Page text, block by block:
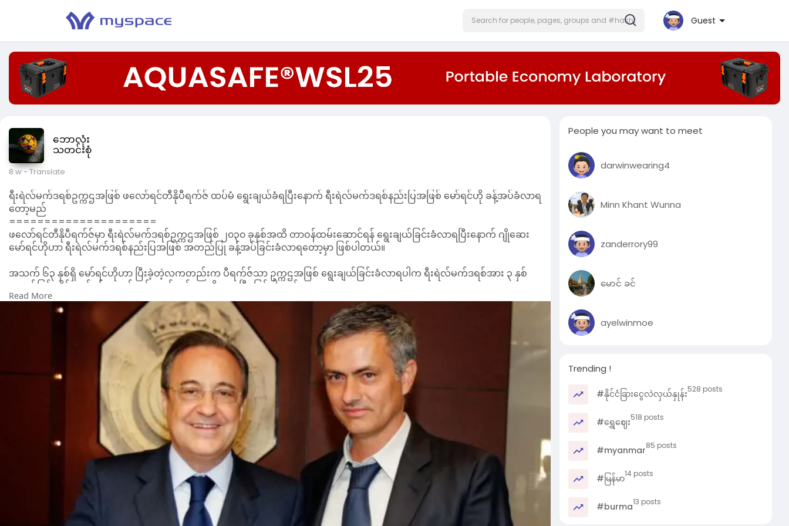
Guest
ဘောလုံး
သတင်းစုံ
8 w- Translate
ရီးရဲလ်မက်ဒရစ်ဥက္ကဌအဖြစ် ဖလော်ရင်တီနိုပီရက်ဇ် ထပ်မံ ရွေးချယ်ခံရပြီးနောက် ရီးရဲလ်မက်ဒရစ်နည်းပြအဖြစ် မော်ရင်ဟို ခန့်အပ်ခံလာရ
တော့မည်
=====================
ဖလော်ရင်တီနိုပီရက်ဇ်မှာ ရီးရဲလ်မက်ဒရစ်ဥက္ကဌအဖြစ် ၂၀၃၀ ခုနှစ်အထိ တာဝန်ထမ်းဆောင်ရန် ရွေးချယ်ခြင်းခံလာရပြီးနောက် ဂျိုဆေး
မော်ရင်ဟိုဟာ ရီးရဲလ်မက်ဒရစ်နည်းပြအဖြစ် အတည်ပြု ခန့်အပ်ခြင်းခံလာရတော့မှာ ဖြစ်ပါတယ်။
အသက် ၆၃ နှစ်ရှိ မော်ရင်ဟိုဟာ ပြီးခဲ့တဲ့လကတည်းက ပီရက်ဇ်သာ ဥက္ကဌအဖြစ် ရွေးချယ်ခြင်းခံလာရပါက ရီးရဲလ်မက်ဒရစ်အား ၃ နှစ်
စာချုပ်ဖြင့် ကိုင်တွယ်ရန် စာချုပ်တွင် လက်မှတ်ရေးထိုးထားပြီး ဖြစ်ပါတယ်။
အသက် ၇၉ နှစ်ရှိ ပီရက်ဇ်ဟာ တနင်္ဂနွေနေ့ ရွေးကောက်ပွဲတွင် မဲ ၆၅ ရာခိုင်နှုန်း ရရှိပြီးနောက် နောက်ထပ် သက်တမ်းတစ်ခု ထပ်မံ ဦးဆောင်
လာဦးမှာ ဖြစ်ပါတယ်။
ပီရက်ဇ်က "ရွေးကောက်ပွဲတွေမှာ ကျွန်တော်တို့ အနိုင်ရခဲ့တယ်။ ဆုဖလားတွေ ဆက်လက်ရယူဖို့ ဆက်လုပ်သွားမယ်။ ကျွန်တော် ဒီမှာ ရှိနေ
တုန်းပါ။ ပြီးတော့ ရီးရဲလ်မက်ဒရစ်ကို ကာကွယ်ဖို့ ရှိနေတာပါ။ ရီးရဲလ်မက်ဒရစ် ဆုဖလားတွေ ရယူနိုင်ဖို့ ကျွန်တော်တို့ ဆက်အလုပ်လုပ်သွား
မယ်။ ၁၆ ကြိမ်မြောက် ဥရောပဖလားရယူနိုင်တဲ့အထိ တိုက်ပွဲဝင်သွားမယ်။ ကမ္ဘာ့အကောင်းဆုံးကွင်းဖြစ်တဲ့ ဆန်တီယာဂိုဘာနေဗျူးကွင်းသို့
ဂုဏ်ယူစရာတွေ ဆက်လက်ယူဆောင်လာပါမယ်။ ကမ္ဘာ့အကောင်းဆုံးကစားသမားတွေ ပိုင်ဆိုင်ရလို့ ဂုဏ်ယူတယ်။ ကမ္ဘာ့အကောင်းဆုံးနည်း
ပြတွေထဲက တစ်ဦးဖြစ်တဲ့ ဂျိုဆေးမော်ရင်ဟိုကို ဂုဏ်ယူစွာ ကြိုဆိုခွင့်ရလို့ ဂုဏ်ယူတယ်"လို့ ပြောကြားသွားပါတယ်။
ရီးရဲလ်မက်ဒရစ်ကို ကလပ်အဖွဲ့ဝင်များက ပိုင်ဆိုင်တာ ဖြစ်ပြီး အဖွဲ့ဝင်များကပင် ဥက္ကဌကို ရွေးချယ်တင်မြှောက်ပါတယ်။ ပီရက်ဇ်ဟာ နှစ်
ပေါင်း ၂၀ အတွင်းတွင် ပထမဆုံးအကြိမ်အဖြစ် စိန်ခေါ်သူ အန်းနရစ်ရီကွယ်မီးနှင့် ရင်ဆိုင်ခဲ့ရတာပါ။
ပီရက်ဇ်ဟာ မဲ ၂၁၇၄၁ ရရှိခဲ့ပြီး ရီကွယ်မီးက မဲ ၁၁၈၁၄ ရရှိခဲ့ပါတယ်။
မော်ရင်ဟိုဟာ ဘင်ဖီကာနည်းပြရာထူးမှ ထွက်ခွာကာ ရီးရဲလ်မက်ဒရစ်နည်းပြရာထူးကို ရယူလာပါမယ်။
သူဟာ ၂၀၁၀ မှ ၂၀၁၃ ခုနှစ်အထိ ရီးရဲလ်မက်ဒရစ်ကို ကိုင်တွယ်ခဲ့ဖူးပြီး လာလီဂါ၊ ကိုပါဒယ်ရေးနှင့် စပိန်စူပါဖလားတို့ ရယူပေးခဲ့ဖူးပါ
Read More
People you may want to meet
darwinwearing4
Minn Khant Wunna
zanderrory99
မောင် ခင်
ayelwinmoe
Trending !
#နိုင်ငံခြားငွေလဲလှယ်နှုန်း528 posts
#ရွှေဈေး518 posts
#myanmar85 posts
#မြန်မာ14 posts
#burma13 posts